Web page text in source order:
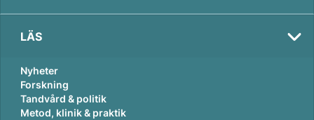
LÄS
Nyheter
Forskning
Tandvård & politik
Metod, klinik & praktik